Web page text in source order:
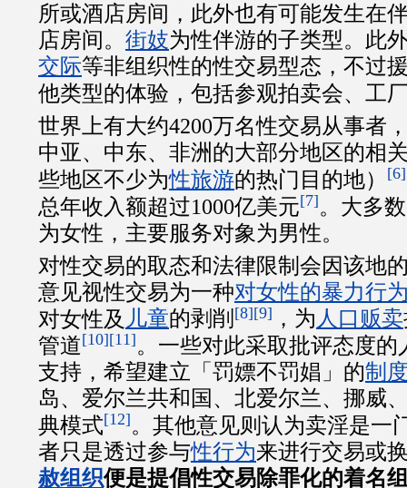
所或酒店房间，此外也有可能发生在
店房间。 街妓为性伴游的子类型。此
交际等非组织性的性交易型态，不过
他类型的体验，包括参观拍卖会、工
世界上有大约4200万名性交易从事者
中亚、中东、非洲的大部分地区的相
些地区不少为性旅游的热门目的地） [6]
总年收入额超过1000亿美元[7]。大多
为女性，主要服务对象为男性。
对性交易的取态和法律限制会因该地
意见视性交易为一种对女性的暴力行
对女性及 儿童的剥削 [8][9] ，为 人口贩卖
管道[10][11]。一些对此采取批评态度的
支持，希望建立「罚嫖不罚娼」的制
岛、爱尔兰共和国、北爱尔兰、挪威
典模式[12]。其他意见则认为卖淫是一
者只是透过参与性行为来进行交易或
赦组织便是提倡性交易除罪化的着名